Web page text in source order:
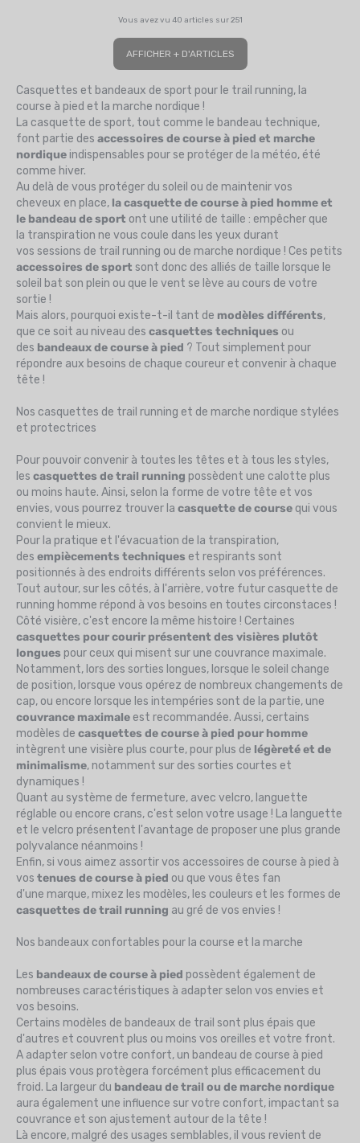
Vous avez vu 40 articles sur 251
AFFICHER + D'ARTICLES
Casquettes et bandeaux de sport pour le trail running, la
course à pied et la marche nordique !
La casquette de sport, tout comme le bandeau technique,
font partie des accessoires de courseà pied et marche
nordique indispensables pour se protéger de la météo, été
comme hiver.
Au delà de vous protéger du soleil ou de maintenir vos
cheveux en place, la casquette de course à pied homme et
le bandeau de sport ont une utilité de taille : empêcher que
la transpiration ne vous coule dans les yeux durant
vos sessions de trail running ou de marche nordique ! Ces petits
accessoires de sport sont donc des alliés de taille lorsque le
soleil bat son plein ou que le vent se lève au cours de votre
sortie !
Mais alors, pourquoi existe-t-il tant de modèles différents,
que ce soit au niveau des casquettes techniques ou
des bandeaux de course à pied ? Tout simplement pour
répondre aux besoins de chaque coureur et convenir à chaque
tête !
Nos casquettes de trail running et de marche nordique stylées
et protectrices
Pour pouvoir convenir à toutes les têtes et à tous les styles,
les casquettes de trail running possèdent une calotte plus
ou moins haute. Ainsi, selon la forme de votre tête et vos
envies, vous pourrez trouver la casquette de course qui vous
convient le mieux.
Pour la pratique et l'évacuation de la transpiration,
des empiècements techniques et respirants sont
positionnés à des endroits différents selon vos préférences.
Tout autour, sur les côtés, à l'arrière, votre futur casquette de
running homme répond à vos besoins en toutes circonstaces !
Côté visière, c'est encore la même histoire ! Certaines
casquettes pour courir présentent des visières plutôt
longues pour ceux qui misent sur une couvrance maximale.
Notamment, lors des sorties longues, lorsque le soleil change
de position, lorsque vous opérez de nombreux changements de
cap, ou encore lorsque les intempéries sont de la partie, une
couvrance maximale est recommandée. Aussi, certains
modèles de casquettes de course à pied pour homme
intègrent une visière plus courte, pour plus de légèreté et de
minimalisme, notamment sur des sorties courtes et
dynamiques !
Quant au système de fermeture, avec velcro, languette
réglable ou encore crans, c'est selon votre usage ! La languette
et le velcro présentent l'avantage de proposer une plus grande
polyvalance néanmoins !
Enfin, si vous aimez assortir vos accessoires de course à pied à
vos tenues de course à pied ou que vous êtes fan
d'une marque, mixez les modèles, les couleurs et les formes de
casquettes de trail running au gré de vos envies !
Nos bandeaux confortables pour la course et la marche
Les bandeaux de course à pied possèdent également de
nombreuses caractéristiques à adapter selon vos envies et
vos besoins.
Certains modèles de bandeaux de trail sont plus épais que
d'autres et couvrent plus ou moins vos oreilles et votre front.
A adapter selon votre confort, un bandeau de course à pied
plus épais vous protègera forcément plus efficacement du
froid. La largeur du bandeau de trail ou de marche nordique
aura également une influence sur votre confort, impactant sa
couvrance et son ajustement autour de la tête !
Là encore, malgré des usages semblables, il vous revient de